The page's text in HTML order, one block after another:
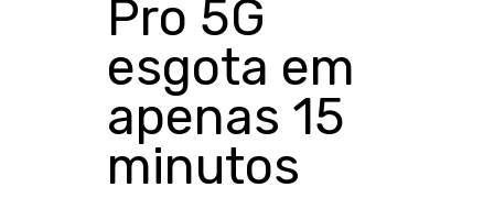
Pro 5G
esgota em
apenas 15
minutos